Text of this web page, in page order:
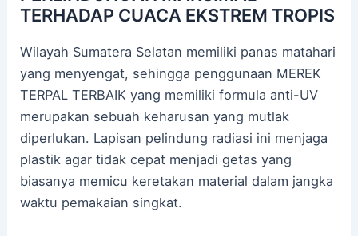
TERHADAP CUACA EKSTREM TROPIS
Wilayah Sumatera Selatan memiliki panas matahari
yang menyengat, sehingga penggunaan MEREK
TERPAL TERBAIK yang memiliki formula anti-UV
merupakan sebuah keharusan yang mutlak
diperlukan. Lapisan pelindung radiasi ini menjaga
plastik agar tidak cepat menjadi getas yang
biasanya memicu keretakan material dalam jangka
waktu pemakaian singkat.